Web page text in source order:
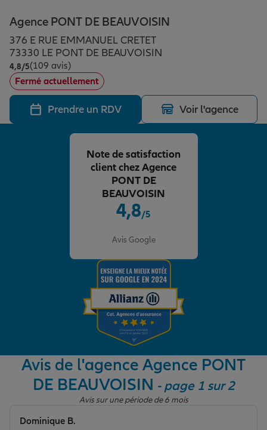
Assurance animal de compagnie
Protection juridique
Plan épargne retraite
Assurance vie
Placements financiers
Investissements immobiliers
Vos projets
Partir en vacances
Déménager
Préparer l’avenir
Conseil assurance
Garantie des accidents de la vie
Protection juridique
Agence PONT DE BEAUVOISIN
376 E RUE EMMANUEL CRETET
73330 LE PONT DE BEAUVOISIN
4,8/5Note de 4.8 sur 5
(109 avis)
Fermé actuellement
Prendre un RDV Voir l'agence
4,8/5
Avis Google
Note de satisfaction
client chez Agence
PONT DE
BEAUVOISIN
Avis de l'agence Agence PONT
DE BEAUVOISIN - page 1 sur 2
Avis sur une période de 6 mois
Dominique B.